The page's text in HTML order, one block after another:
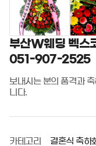
부산W웨딩 벡스
051-907-2525
보내시는 분의 품격과
니다.
카테고리 결혼식 축하